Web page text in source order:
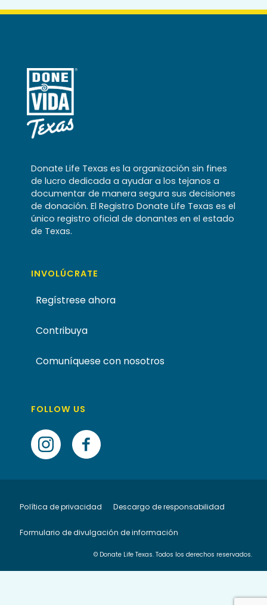
Donate Life Texas es la organización sin fines
de lucro dedicada a ayudar a los tejanos a
documentar de manera segura sus decisiones
de donación. El Registro Donate Life Texas es el
único registro oficial de donantes en el estado
de Texas.
INVOLÚCRATE
Regístrese ahora
Contribuya
Comuníquese con nosotros
FOLLOW US
Política de privacidad Descargo de responsabilidad
Formulario de divulgación de información
© Donate Life Texas. Todos los derechos reservados.